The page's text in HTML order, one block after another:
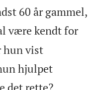
60 år gammel,
være kendt for
hun vist
hjulpet
det rette?